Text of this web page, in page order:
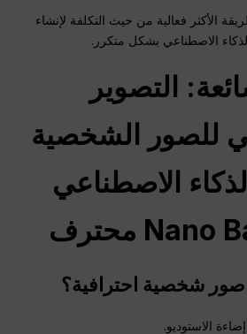
الأكثر فعالية من حيث التكلفة لإنشاء
الاصطناعي بشكل متكرر.
: التصوير
للصور الشخصية
الاصطناعي
محترف
صور شخصية احترافية؟
الاستوديو.